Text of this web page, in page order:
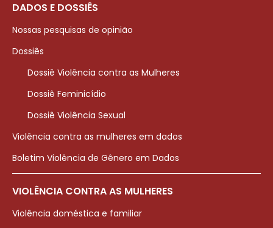
DADOS E DOSSIÊS
Nossas pesquisas de opinião
Dossiês
Dossiê Violência contra as Mulheres
Dossiê Feminicídio
Dossiê Violência Sexual
Violência contra as mulheres em dados
Boletim Violência de Gênero em Dados
VIOLÊNCIA CONTRA AS MULHERES
Violência doméstica e familiar